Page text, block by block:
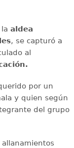
aldea
, se capturó a
al
por un
y quien según
del grupo